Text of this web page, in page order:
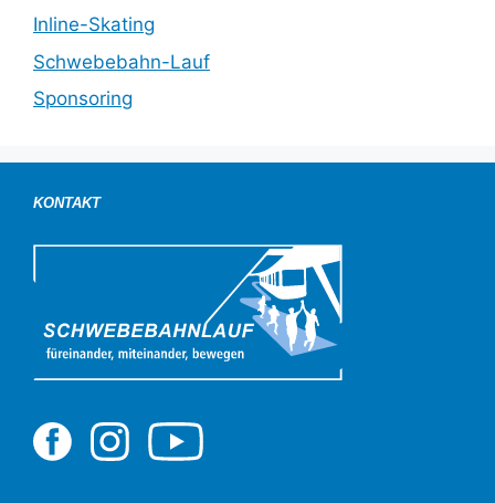
Inline-Skating
Schwebebahn-Lauf
Sponsoring
KONTAKT